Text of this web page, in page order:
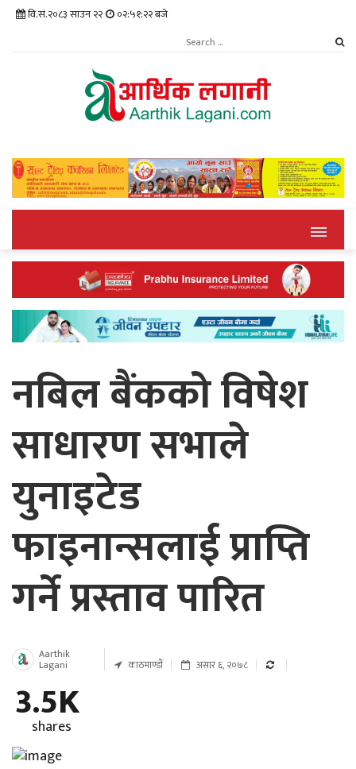
वि.सं.२०८३ साउन २२ ०२:५१:२२ बजे
नबिल बैंकको विषेश
साधारण सभाले
युनाइटेड
फाइनान्सलाई प्राप्ति
गर्ने प्रस्ताव पारित
Aarthik
Lagani काठमाण्डाैं असार ६, २०७८
3.5K
shares